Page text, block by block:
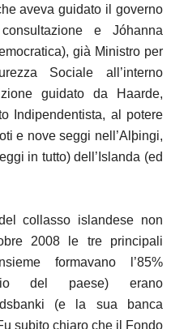
aveva guidato il governo
e Jóhanna
già Ministro per
Sociale all’interno
guidato da Haarde,
Indipendentista, al potere
e nove seggi nell’Alþingi,
in tutto) dell’Islanda (ed
collasso islandese non
2008 le tre principali
formavano l’85%
del paese) erano
(e la sua banca
subito chiaro che il Fondo